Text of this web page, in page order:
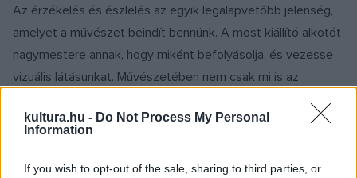
kultura.hu - Do Not Process My Personal
Information
If you wish to opt-out of the sale, sharing to third parties, or
Az érzékelés és észlelés az egyik legalapvetőbb jelenség,
amelyet a művészet beindít bennünk. A most kiállító alkotót
nagymestere annak, hogy miként befolyásolja, és vezesse
vizuális látásunkat. Művészetében nem csak mi is az
észrevétel részesei leszünk, de gondolati inspirációt is
kapunk általuk. A képi manipuláció a számítógépes képek
művészeti arculatát. Ebben a közegben talált rá Ghyczy